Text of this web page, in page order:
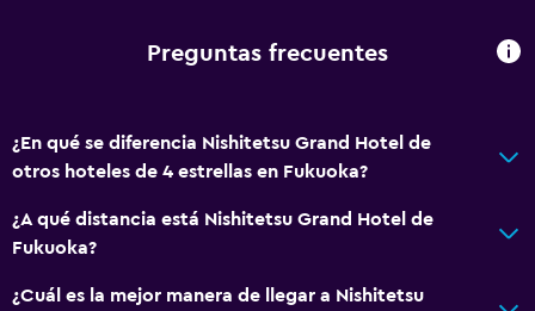
Preguntas frecuentes
¿En qué se diferencia Nishitetsu Grand Hotel de
otros hoteles de 4 estrellas en Fukuoka?
¿A qué distancia está Nishitetsu Grand Hotel de
Fukuoka?
¿Cuál es la mejor manera de llegar a Nishitetsu